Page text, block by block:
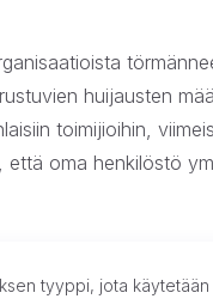
huijausten
toimijioihin,
oma henkilöstö
tyyppi, jota käytetään